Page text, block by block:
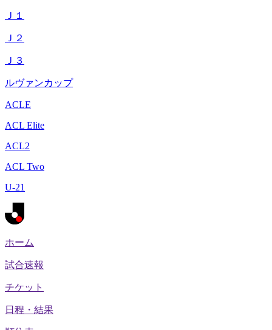
Ｊ１
Ｊ２
Ｊ３
ルヴァンカップ
ACLE
ACL Elite
ACL2
ACL Two
U-21
ホーム
試合速報
チケット
日程・結果